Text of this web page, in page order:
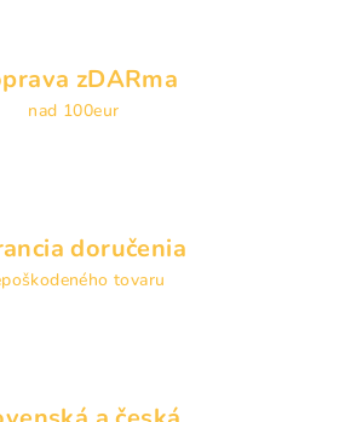
zDARma
nad 100eur
doručenia
tovaru